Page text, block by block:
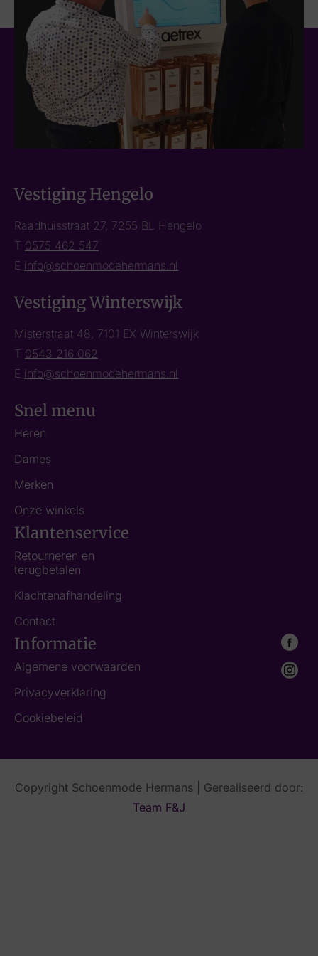
Vestiging Hengelo
Raadhuisstraat 27, 7255 BL Hengelo
T 0575 462 547
E info@schoenmodehermans.nl
Vestiging Winterswijk
Misterstraat 48, 7101 EX Winterswijk
T 0543 216 062
E info@schoenmodehermans.nl
Snel menu
Heren
Dames
Merken
Onze winkels
Klantenservice
Retourneren en
terugbetalen
Klachtenafhandeling
Contact
Informatie
Algemene voorwaarden
Privacyverklaring
Cookiebeleid
Copyright Schoenmode Hermans | Gerealiseerd door:
Team F&J